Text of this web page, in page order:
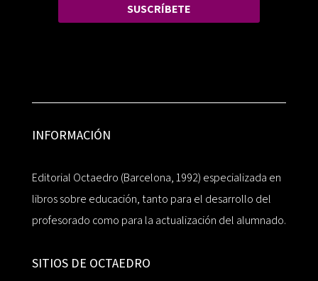
SUSCRÍBETE
INFORMACIÓN
Editorial Octaedro (Barcelona, 1992) especializada en
libros sobre educación, tanto para el desarrollo del
profesorado como para la actualización del alumnado.
SITIOS DE OCTAEDRO